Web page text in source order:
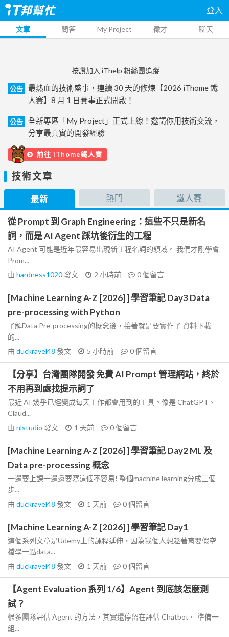
登入
文章 問答 My Project 徵才 聊天
按讚加入 iThelp 粉絲團追蹤
公告
最熱血的技術盛事，連續 30 天的修煉【2026 iThome 鐵
人賽】8 月 1 日賽事正式開啟！
公告
全新專區「My Project」正式上線！邀請你用技術交流，
分享最真實的開發經驗
前往 iThome鐵人賽
技術文章
最新 熱門 鐵人賽
從 Prompt 到 Graph Engineering：這些不只是新名
詞，而是 AI Agent 踩坑後衍生的工程
AI Agent 可能是近年最容易出現新工程名詞的領域。 我們才剛學會
Prom...
由 hardness1020發文 2 小時前 0個留言
[Machine Learning A-Z [2026] ] 學習筆記 Day3 Data
pre-processing with Python
了解Data Pre-processing的概念後，接著就是要實作了 資料下載
的...
由 duckravel48 發文 5 小時前 0個留言
【分享】台灣團隊開發 免費 AI Prompt 管理網站，終於
不用再到處找提示詞了
最近 AI 幾乎已經變成每天工作都會用到的工具。像是 ChatGPT、
Claud...
由 nlstudio 發文 1 天前 0個留言
[Machine Learning A-Z [2026] ] 學習筆記 Day2 ML 及
Data pre-processing 概念
一邊要上課一邊還要寫這個不容易! 整個machine learning分成三個
步...
由 duckravel48 發文 1 天前 0個留言
[Machine Learning A-Z [2026] ] 學習筆記 Day1
這個系列文章是Udemy上的課程延伸，因為我個人想趁著育嬰假空
檔學一點data...
由 duckravel48 發文 1 天前 0個留言
【Agent Evaluation 系列 1/6】Agent 到底該怎麼測
試？
很多團隊評估 Agent 的方法，其實還停留在評估 Chatbot。 準備一
組...